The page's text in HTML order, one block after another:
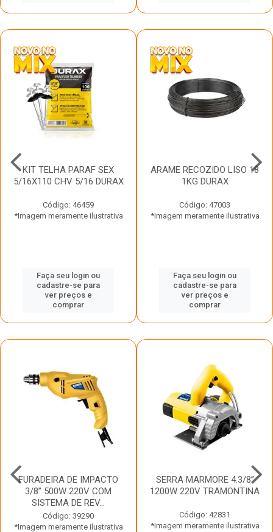
KIT TELHA PARAF SEX
5/16X110 CHV 5/16 DURAX
Código: 46459
*Imagem meramente ilustrativa
Faça seu login ou
cadastre-se para
ver preços e
comprar
ARAME RECOZIDO LISO 18
1KG DURAX
Código: 47003
*Imagem meramente ilustrativa
Faça seu login ou
cadastre-se para
ver preços e
comprar
FURADEIRA DE IMPACTO
3/8” 500W 220V COM
SISTEMA DE REV...
Código: 39290
*Imagem meramente ilustrativa
SERRA MARMORE 4.3/8”
1200W 220V TRAMONTINA
Código: 42831
*Imagem meramente ilustrativa